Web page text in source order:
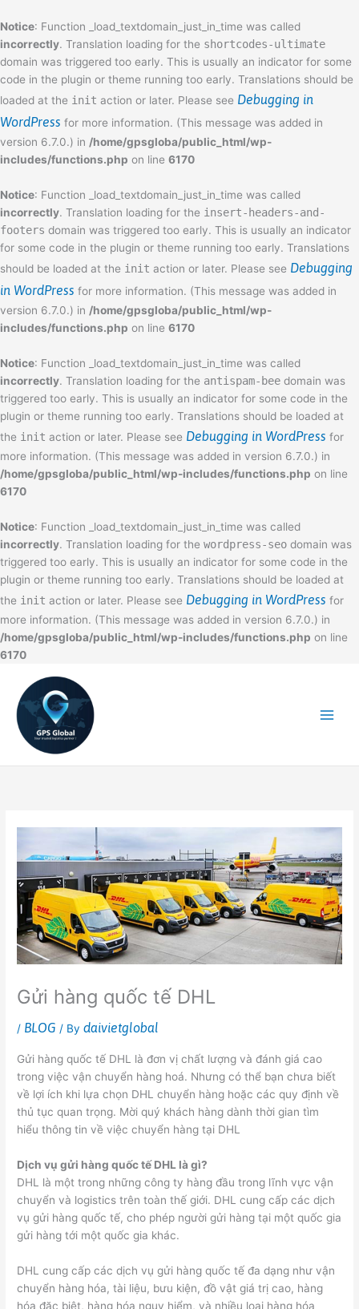
Notice: Function _load_textdomain_just_in_time was called
incorrectly. Translation loading for the shortcodes-ultimate
domain was triggered too early. This is usually an indicator for some
code in the plugin or theme running too early. Translations should be
loaded at the init action or later. Please see Debugging in
WordPress for more information. (This message was added in
version 6.7.0.) in /home/gpsgloba/public_html/wp-
includes/functions.php on line 6170
Notice: Function _load_textdomain_just_in_time was called
incorrectly. Translation loading for the insert-headers-and-
footers domain was triggered too early. This is usually an indicator
for some code in the plugin or theme running too early. Translations
should be loaded at the init action or later. Please see Debugging
in WordPress for more information. (This message was added in
version 6.7.0.) in /home/gpsgloba/public_html/wp-
includes/functions.php on line 6170
Notice: Function _load_textdomain_just_in_time was called
incorrectly. Translation loading for the antispam-bee domain was
triggered too early. This is usually an indicator for some code in the
plugin or theme running too early. Translations should be loaded at
the init action or later. Please see Debugging in WordPress for
more information. (This message was added in version 6.7.0.) in
/home/gpsgloba/public_html/wp-includes/functions.php on line
6170
Notice: Function _load_textdomain_just_in_time was called
incorrectly. Translation loading for the wordpress-seo domain was
triggered too early. This is usually an indicator for some code in the
plugin or theme running too early. Translations should be loaded at
the init action or later. Please see Debugging in WordPress for
more information. (This message was added in version 6.7.0.) in
/home/gpsgloba/public_html/wp-includes/functions.php on line
6170
to
content
Gửi hàng quốc tế DHL
/ BLOG / Bydaivietglobal
Gửi hàng quốc tế DHL là đơn vị chất lượng và đánh giá cao
trong việc vận chuyển hàng hoá. Nhưng có thể bạn chưa biết
về lợi ích khi lựa chọn DHL chuyển hàng hoặc các quy định về
thủ tục quan trọng. Mời quý khách hàng dành thời gian tìm
hiểu thông tin về việc chuyển hàng tại DHL
Dịch vụ gửi hàng quốc tế DHL là gì?
DHL là một trong những công ty hàng đầu trong lĩnh vực vận
chuyển và logistics trên toàn thế giới. DHL cung cấp các dịch
vụ gửi hàng quốc tế, cho phép người gửi hàng tại một quốc gia
gửi hàng tới một quốc gia khác.
DHL cung cấp các dịch vụ gửi hàng quốc tế đa dạng như vận
chuyển hàng hóa, tài liệu, bưu kiện, đồ vật giá trị cao, hàng
hóa đặc biệt, hàng hóa nguy hiểm, và nhiều loại hàng hóa